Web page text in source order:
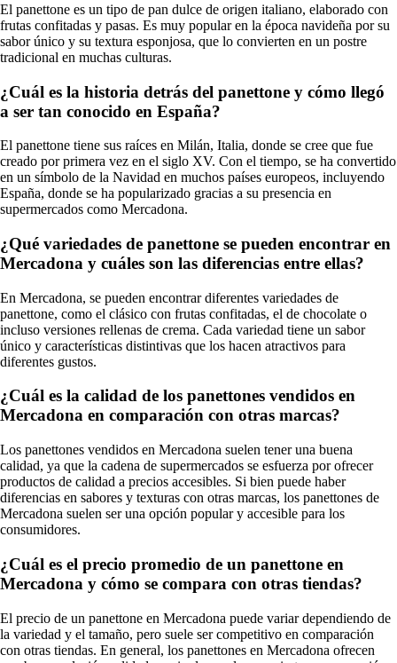
El panettone es un tipo de pan dulce de origen italiano, elaborado con
frutas confitadas y pasas. Es muy popular en la época navideña por su
sabor único y su textura esponjosa, que lo convierten en un postre
tradicional en muchas culturas.
¿Cuál es la historia detrás del panettone y cómo llegó
a ser tan conocido en España?
El panettone tiene sus raíces en Milán, Italia, donde se cree que fue
creado por primera vez en el siglo XV. Con el tiempo, se ha convertido
en un símbolo de la Navidad en muchos países europeos, incluyendo
España, donde se ha popularizado gracias a su presencia en
supermercados como Mercadona.
¿Qué variedades de panettone se pueden encontrar en
Mercadona y cuáles son las diferencias entre ellas?
En Mercadona, se pueden encontrar diferentes variedades de
panettone, como el clásico con frutas confitadas, el de chocolate o
incluso versiones rellenas de crema. Cada variedad tiene un sabor
único y características distintivas que los hacen atractivos para
diferentes gustos.
¿Cuál es la calidad de los panettones vendidos en
Mercadona en comparación con otras marcas?
Los panettones vendidos en Mercadona suelen tener una buena
calidad, ya que la cadena de supermercados se esfuerza por ofrecer
productos de calidad a precios accesibles. Si bien puede haber
diferencias en sabores y texturas con otras marcas, los panettones de
Mercadona suelen ser una opción popular y accesible para los
consumidores.
¿Cuál es el precio promedio de un panettone en
Mercadona y cómo se compara con otras tiendas?
El precio de un panettone en Mercadona puede variar dependiendo de
la variedad y el tamaño, pero suele ser competitivo en comparación
con otras tiendas. En general, los panettones en Mercadona ofrecen